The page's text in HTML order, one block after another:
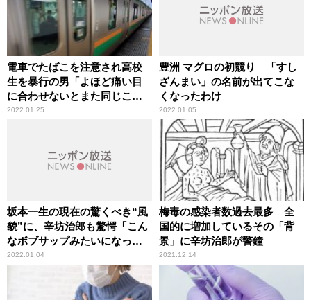
電車でたばこを注意され高校
生を暴行の男「よほど痛い目
に合わせないとまた同じこと
をする」辛坊治郎が憤怒
2022.01.25
豊洲 マグロの初競り 「すし
ざんまい」の名前が出てこな
くなったわけ
2022.01.05
坂本一生の現在の驚くべき“風
貌”に、辛坊治郎も驚愕「こん
なボブサップみたいになって
いるとは」
2022.01.04
梅毒の感染者数過去最多 全
国的に増加しているその「背
景」に辛坊治郎が警鐘
2021.12.14